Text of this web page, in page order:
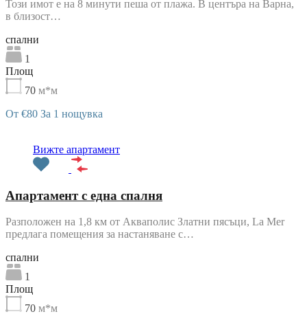
Този имот е на 8 минути пеша от плажа. В центъра на Варна,
в близост…
cпални
1
Площ
70 м*м
От €80 За 1 нощувка
Вижте апартамент
Апартамент с една спалня
Разположен на 1,8 км от Акваполис Златни пясъци, La Mer
предлага помещения за настаняване с…
cпални
1
Площ
70 м*м